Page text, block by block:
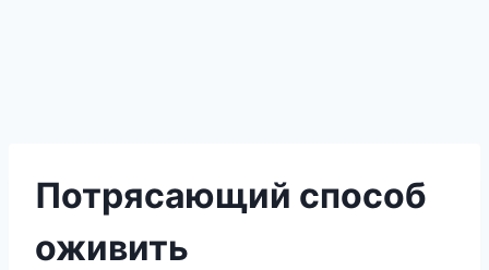
Потрясающий способ
оживить